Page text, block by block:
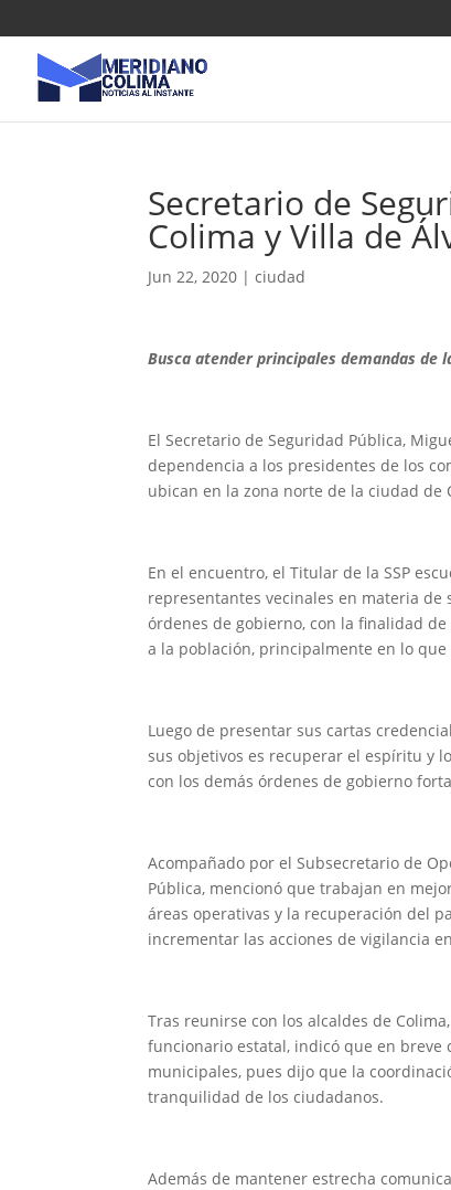
Secretario de
Colima y Villa de
Jun 22, 2020 |ciudad
Busca atender principales demandas de
El Secretario de Seguridad Pública,
dependencia a los presidentes de los
ubican en la zona norte de la ciudad de
En el encuentro, el Titular de la SSP
representantes vecinales en materia
órdenes de gobierno, con la finalidad
a la población, principalmente en lo
Luego de presentar sus cartas
sus objetivos es recuperar el espíritu y
con los demás órdenes de gobierno
Acompañado por el Subsecretario de
Pública, mencionó que trabajan en
áreas operativas y la recuperación del
incrementar las acciones de vigilancia
Tras reunirse con los alcaldes de
funcionario estatal, indicó que en breve
municipales, pues dijo que la
tranquilidad de los ciudadanos.
Además de mantener estrecha